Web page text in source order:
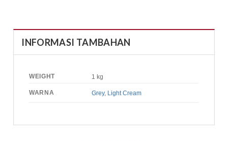
INFORMASI TAMBAHAN
WEIGHT 1 kg
WARNA Grey, Light Cream